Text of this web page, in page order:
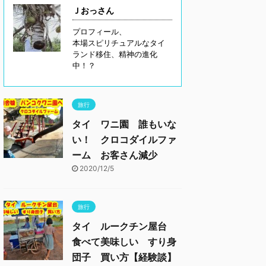
Ｊおっさん
プロフィール、
本場スピリチュアルなタイ
ランド移住、精神の進化
中！？
旅行
タイ ワニ園 誰もいな
い！ クロコダイルファ
ーム お客さん減少
2020/12/5
旅行
タイ ルークチン屋台
食べて美味しい すり身
団子 買い方【経験談】